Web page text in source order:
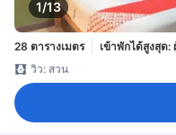
1/13
28 ตารางเมตร เข้าพักได้สูงสุด
วิว: สวน